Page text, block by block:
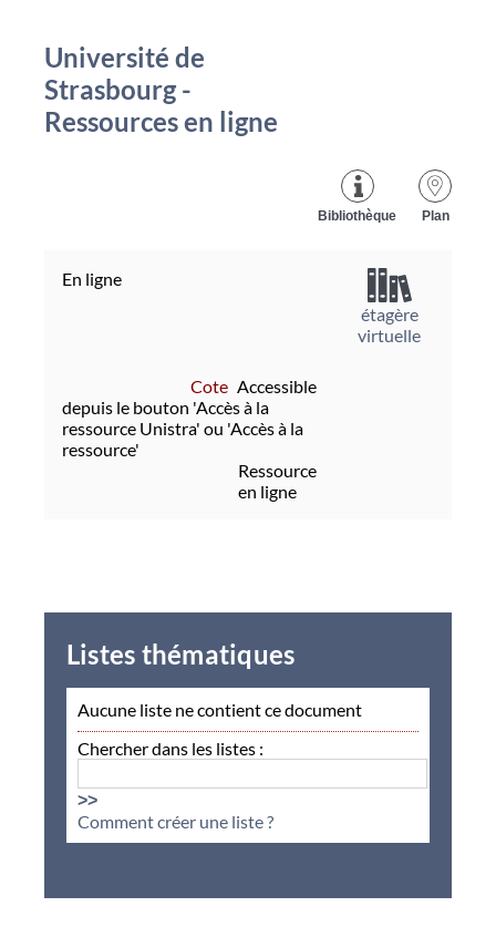
Université de
Strasbourg -
Ressources en ligne
Plan
Bibliothèque
En ligne
Cote Accessible
depuis le bouton 'Accès à la
ressource Unistra' ou 'Accès à la
ressource'
Ressource
en ligne
étagère
virtuelle
Listes thématiques
Aucune liste ne contient ce document
Chercher dans les listes :
>>
Comment créer une liste ?